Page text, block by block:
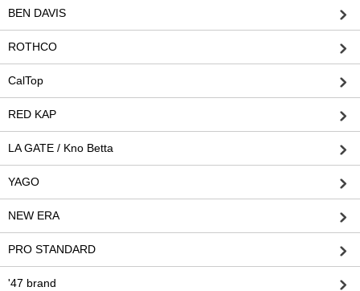
BEN DAVIS
ROTHCO
CalTop
RED KAP
LA GATE / Kno Betta
YAGO
NEW ERA
PRO STANDARD
'47 brand